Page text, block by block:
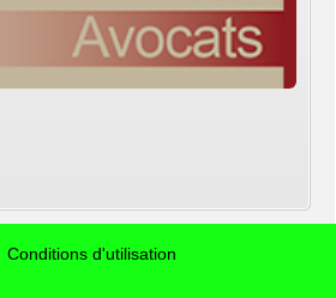
Conditions d'utilisation